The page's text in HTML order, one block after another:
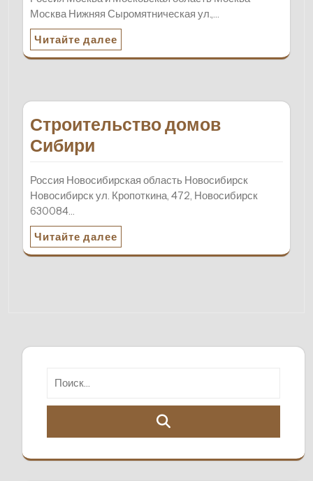
Москва Нижняя Сыромятническая ул.,…
Читайте далее
Строительство домов
Сибири
Россия Новосибирская область Новосибирск
Новосибирск ул. Кропоткина, 472, Новосибирск
630084…
Читайте далее